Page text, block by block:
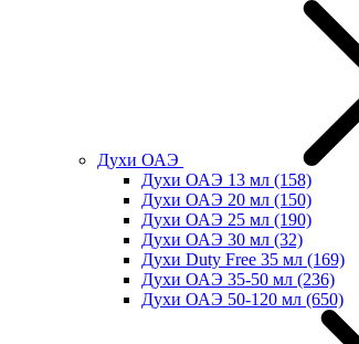
Духи ОАЭ
Духи ОАЭ 13 мл (158)
Духи ОАЭ 20 мл (150)
Духи ОАЭ 25 мл (190)
Духи ОАЭ 30 мл (32)
Духи Duty Free 35 мл (169)
Духи ОАЭ 35-50 мл (236)
Духи ОАЭ 50-120 мл (650)